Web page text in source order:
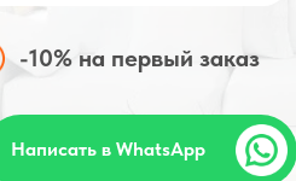
-10% на первый заказ
Написать в WhatsApp